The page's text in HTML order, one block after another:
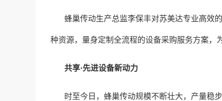
蜂巢传动生产总监李保丰对苏美达专业高效
种资源，量身定制全流程的设备采购服务方案，
共享·先进设备新动力
时至今日，蜂巢传动规模不断壮大，产量稳